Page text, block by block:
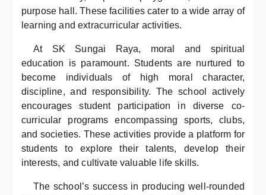
purpose hall. These facilities cater to a wide array of
learning and extracurricular activities.
At SK Sungai Raya, moral and spiritual
education is paramount. Students are nurtured to
become individuals of high moral character,
discipline, and responsibility. The school actively
encourages student participation in diverse co-
curricular programs encompassing sports, clubs,
and societies. These activities provide a platform for
students to explore their talents, develop their
interests, and cultivate valuable life skills.
The school’s success in producing well-rounded